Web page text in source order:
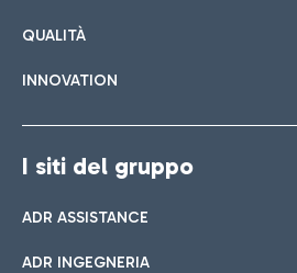
QUALITÀ
INNOVATION
I siti del gruppo
ADR ASSISTANCE
ADR INGEGNERIA